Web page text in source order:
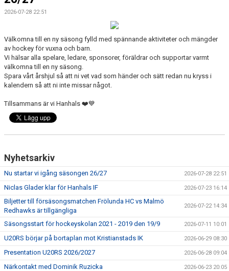
CAMPER
CUPER
CAFÉET
PARTNERS
PARTNERBROSCHYR
KLUBBEN
2026-07-28 22:51
Välkomna till en ny säsong fylld med spännande aktiviteter och mängder
av hockey för vuxna och barn.
Vi hälsar alla spelare, ledare, sponsorer, föräldrar och supportar varmt
välkomna till en ny säsong.
Spara vårt årshjul så att ni vet vad som händer och sätt redan nu kryss i
kalendern så att ni inte missar något.
Tillsammans är vi Hanhals ❤️💙
Nyhetsarkiv
Nu startar vi igång säsongen 26/27 2026-07-28 22:51
Niclas Glader klar för Hanhals IF 2026-07-23 16:14
Biljetter till försäsongsmatchen Frölunda HC vs Malmö
Redhawks är tillgängliga
2026-07-22 14:34
Säsongsstart för hockeyskolan 2021 - 2019 den 19/9 2026-07-11 10:01
U20RS börjar på bortaplan mot Kristianstads IK 2026-06-29 08:30
Presentation U20RS 2026/2027 2026-06-28 09:04
Närkontakt med Dominik Ruzicka 2026-06-23 20:05